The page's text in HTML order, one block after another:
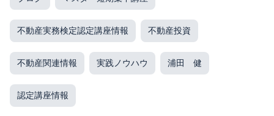
不動産実務検定認定講座情報 不動産投資
不動産関連情報 実践ノウハウ 浦田 健
認定講座情報